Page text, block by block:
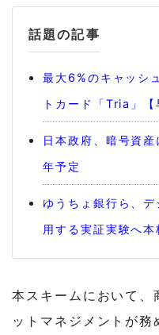
話題の記事
最大6%のキャッシ
トカード「Tria」【
日本政府、暗号資
年予定
ゆうちょ銀行ら、
用する実証実験へ本
本スキームにおいて
ットマネジメントが務